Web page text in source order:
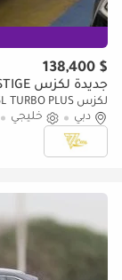
$ 138,400
جديدة لكزس LX 600 PRESTIGE
لكزس LX 600 PRESTIGE LEXUS LX 600 3.5L TURBO PLUS
دبي
خليجي